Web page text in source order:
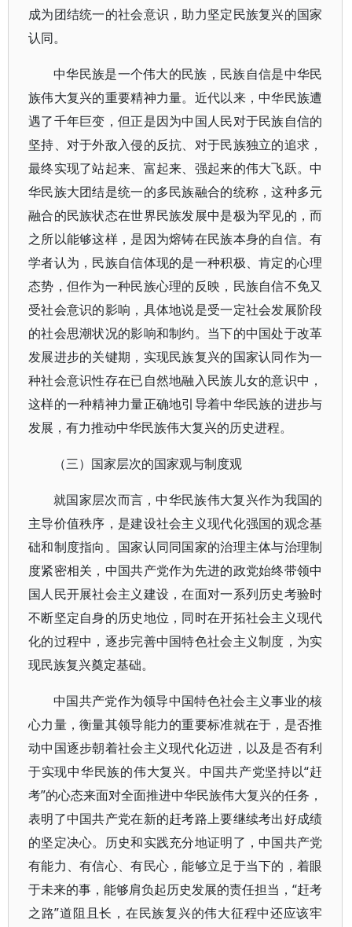
成为团结统一的社会意识，助力坚定民族复兴的国家
认同。
中华民族是一个伟大的民族，民族自信是中华民
族伟大复兴的重要精神力量。近代以来，中华民族遭
遇了千年巨变，但正是因为中国人民对于民族自信的
坚持、对于外敌入侵的反抗、对于民族独立的追求，
最终实现了站起来、富起来、强起来的伟大飞跃。中
华民族大团结是统一的多民族融合的统称，这种多元
融合的民族状态在世界民族发展中是极为罕见的，而
之所以能够这样，是因为熔铸在民族本身的自信。有
学者认为，民族自信体现的是一种积极、肯定的心理
态势，但作为一种民族心理的反映，民族自信不免又
受社会意识的影响，具体地说是受一定社会发展阶段
的社会思潮状况的影响和制约。当下的中国处于改革
发展进步的关键期，实现民族复兴的国家认同作为一
种社会意识性存在已自然地融入民族儿女的意识中，
这样的一种精神力量正确地引导着中华民族的进步与
发展，有力推动中华民族伟大复兴的历史进程。
（三）国家层次的国家观与制度观
就国家层次而言，中华民族伟大复兴作为我国的
主导价值秩序，是建设社会主义现代化强国的观念基
础和制度指向。国家认同同国家的治理主体与治理制
度紧密相关，中国共产党作为先进的政党始终带领中
国人民开展社会主义建设，在面对一系列历史考验时
不断坚定自身的历史地位，同时在开拓社会主义现代
化的过程中，逐步完善中国特色社会主义制度，为实
现民族复兴奠定基础。
中国共产党作为领导中国特色社会主义事业的核
心力量，衡量其领导能力的重要标准就在于，是否推
动中国逐步朝着社会主义现代化迈进，以及是否有利
于实现中华民族的伟大复兴。中国共产党坚持以“赶
考”的心态来面对全面推进中华民族伟大复兴的任务，
表明了中国共产党在新的赶考路上要继续考出好成绩
的坚定决心。历史和实践充分地证明了，中国共产党
有能力、有信心、有民心，能够立足于当下的，着眼
于未来的事，能够肩负起历史发展的责任担当，“赶考
之路”道阻且长，在民族复兴的伟大征程中还应该牢